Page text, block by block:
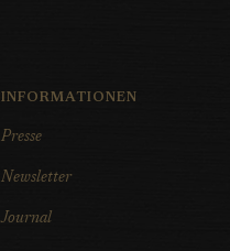
INFORMATIONEN
Presse
Newsletter
Journal